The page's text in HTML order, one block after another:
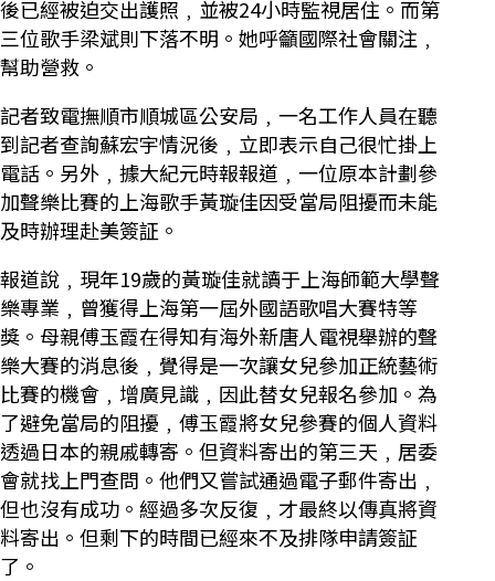
後已經被迫交出護照﹐並被24小時監視居住。而第
三位歌手梁斌則下落不明。她呼籲國際社會關注﹐
幫助營救。
記者致電撫順市順城區公安局﹐一名工作人員在聽
到記者查詢蘇宏宇情況後﹐立即表示自己很忙掛上
電話。另外﹐據大紀元時報報道﹐一位原本計劃參
加聲樂比賽的上海歌手黃璇佳因受當局阻擾而未能
及時辦理赴美簽証。
報道說﹐現年19歲的黃璇佳就讀于上海師範大學聲
樂專業﹐曾獲得上海第一屆外國語歌唱大賽特等
獎。母親傅玉霞在得知有海外新唐人電視舉辦的聲
樂大賽的消息後﹐覺得是一次讓女兒參加正統藝術
比賽的機會﹐增廣見識﹐因此替女兒報名參加。為
了避免當局的阻擾﹐傅玉霞將女兒參賽的個人資料
透過日本的親戚轉寄。但資料寄出的第三天﹐居委
會就找上門查問。他們又嘗試通過電子郵件寄出﹐
但也沒有成功。經過多次反復﹐才最終以傳真將資
料寄出。但剩下的時間已經來不及排隊申請簽証
了。